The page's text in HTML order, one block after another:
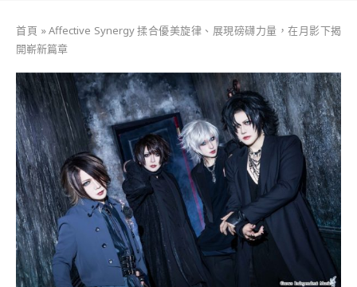
首頁 »Affective Synergy 揉合優美旋律、展現磅礴力量，在月影下揭
開嶄新篇章